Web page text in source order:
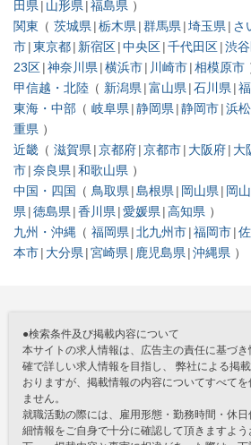
田県
山形県 福島県
関東
茨城県 栃木県 群馬県 埼玉県 さ
市 東京都 新宿区 中央区 千代田区 渋
23区 神奈川県 横浜市 川崎市 相模原市
甲信越・北陸
新潟県 富山県 石川県
東海・中部
岐阜県 静岡県 静岡市 浜
重県
近畿
滋賀県 京都府 京都市 大阪府 大
市 奈良県 和歌山県
中国・四国
鳥取県 島根県 岡山県 岡
県 徳島県 香川県 愛媛県 高知県
九州・沖縄
福岡県 北九州市 福岡市
本市 大分県 宮崎県 鹿児島県 沖縄県
●検索条件及び掲載内容について
本サイトの求人情報は、広告主の責任に基づ
確で詳しい求人情報を目指し、 弊社による掲
おりますが、掲載情報の内容についてすべて
ません。
就職活動の際には、雇用形態・勤務時間・休
細情報をご自身で十分に確認して頂きますよう